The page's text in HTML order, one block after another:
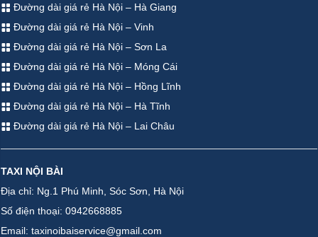
Đường dài giá rẻ Hà Nội – Hà Giang
Đường dài giá rẻ Hà Nội – Vinh
Đường dài giá rẻ Hà Nội – Sơn La
Đường dài giá rẻ Hà Nội – Móng Cái
Đường dài giá rẻ Hà Nội – Hồng Lĩnh
Đường dài giá rẻ Hà Nội – Hà Tĩnh
Đường dài giá rẻ Hà Nội – Lai Châu
TAXI NỘI BÀI
Địa chỉ: Ng.1 Phú Minh, Sóc Sơn, Hà Nội
Số điện thoại: 0942668885
Email: taxinoibaiservice@gmail.com